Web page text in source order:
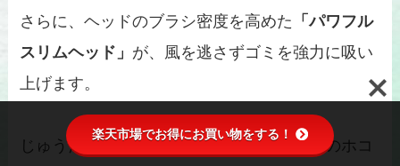
さらに、ヘッドのブラシ密度を高めた 「パワフル
スリムヘッド」 が、風を逃さずゴミを強力に吸い
上げます。
じゅうたんの奥に入り込んだゴミや、壁際のホコ
楽天市場でお得にお買い物をする！